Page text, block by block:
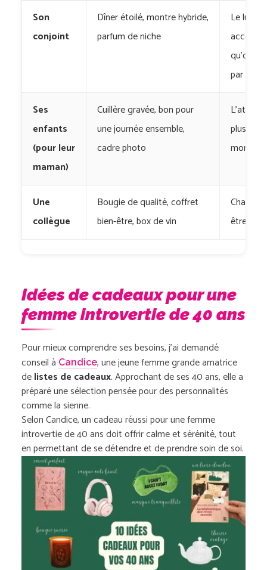
Son
conjoint
Dîner étoilé, montre hybride,
parfum de niche
Le luxe
qu’on
par
Ses
enfants
(pour leur
maman)
Cuillère gravée, bon pour
une journée ensemble,
cadre photo
plus que
montant
Une
collègue
Bougie de qualité, coffret
bien-être, box de vin
être
Idées de cadeaux pour une
femme introvertie de 40 ans
Pour mieux comprendre ses besoins, j’ai demandé
conseil à Candice, une jeune femme grande amatrice
delistes de cadeaux. Approchant de ses 40 ans, elle a
préparé une sélection pensée pour des personnalités
comme la sienne.
Selon Candice, un cadeau réussi pour une femme
introvertie de 40 ans doit offrir calme et sérénité, tout
en permettant de se détendre et de prendre soin de soi.